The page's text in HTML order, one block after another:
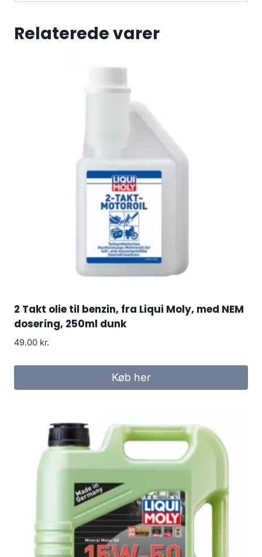
Relaterede varer
2 Takt olie til benzin, fra Liqui Moly, med NEM
dosering, 250ml dunk
49.00 kr.
Køb her